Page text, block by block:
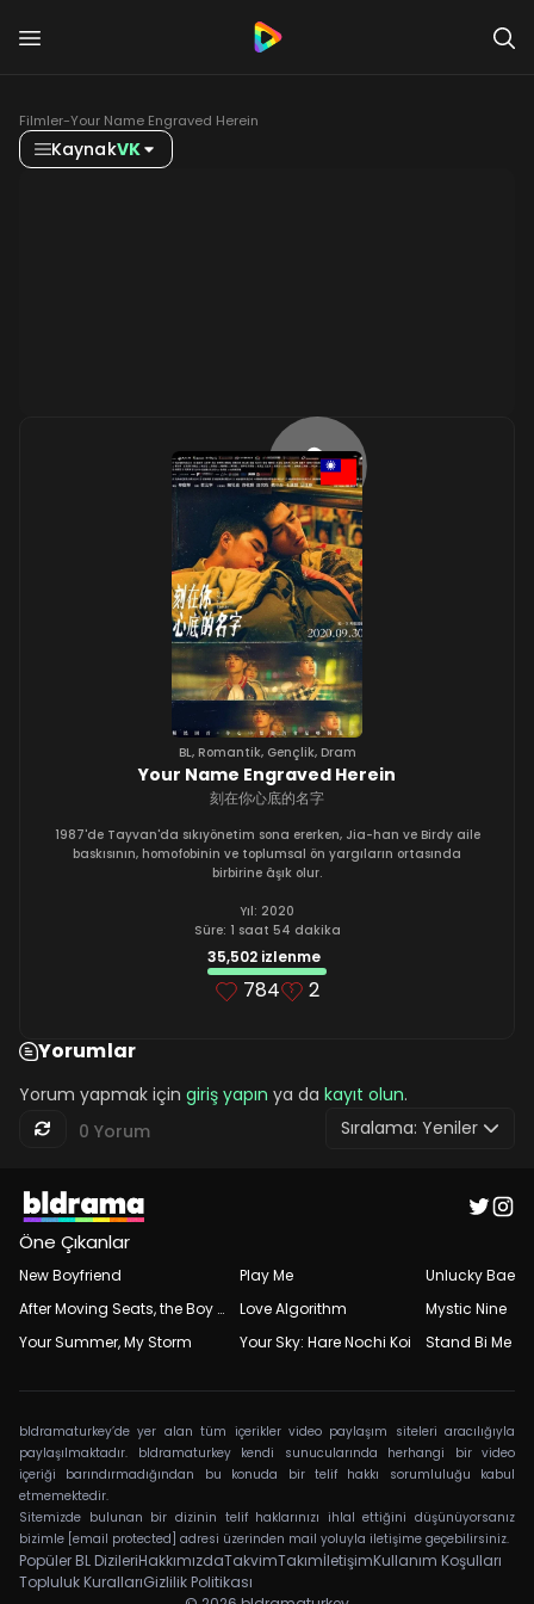
Filmler-Your Name Engraved Herein
KaynakVK
BL, Romantik, Gençlik, Dram
Your Name Engraved Herein
刻在你心底的名字
1987'de Tayvan'da sıkıyönetim sona ererken, Jia-han ve Birdy aile
baskısının, homofobinin ve toplumsal ön yargıların ortasında
birbirine âşık olur.
Yıl: 2020
Süre: 1 saat 54 dakika
35,502 izlenme
784 2
Yorumlar
Yorum yapmak için giriş yapın ya da kayıt olun.
0 Yorum
Sıralama: Yeniler
Öne Çıkanlar
New Boyfriend
After Moving Seats, the Boy Behind Me Has a Crush on Me
Your Summer, My Storm
Play Me
Love Algorithm
Your Sky: Hare Nochi Koi
Unlucky Bae
Mystic Nine
Stand Bi Me
bldramaturkey’de yer alan tüm içerikler video paylaşım siteleri aracılığıyla
paylaşılmaktadır. bldramaturkey kendi sunucularında herhangi bir video
içeriği barındırmadığından bu konuda bir telif hakkı sorumluluğu kabul
etmemektedir.
Sitemizde bulunan bir dizinin telif haklarınızı ihlal ettiğini düşünüyorsanız
bizimle [email protected] adresi üzerinden mail yoluyla iletişime geçebilirsiniz.
Popüler BL DizileriHakkımızdaTakvimTakımİletişimKullanım Koşulları
Topluluk KurallarıGizlilik Politikası